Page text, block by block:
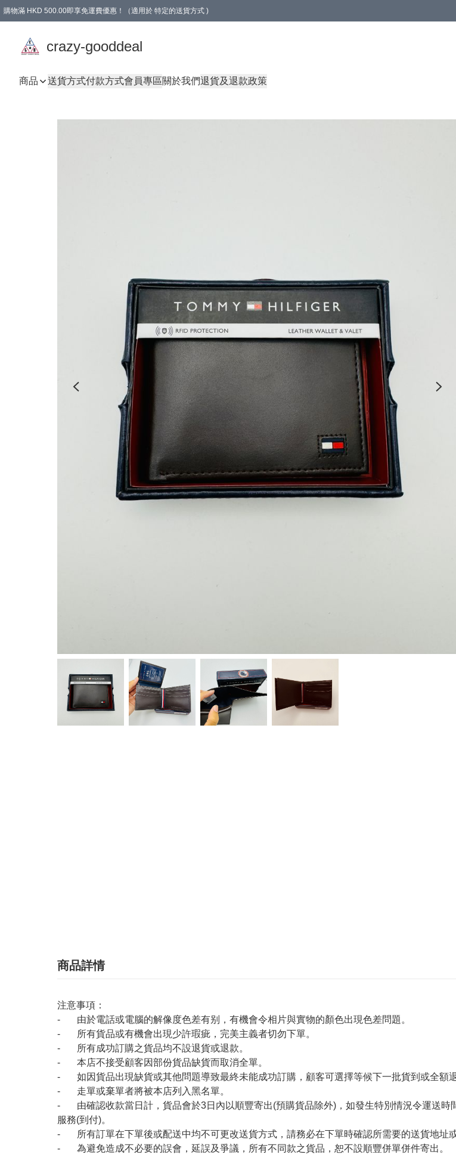
購物滿 HKD 500.00即享免運費優惠！（適用於 特定的送貨方式 )
crazy-gooddeal
商品 送貨方式付款方式會員專區關於我們退貨及退款政策
商品詳情
注意事項：
- 由於電話或電腦的解像度色差有别，有機會令相片與實物的顏色出現色差問題。
- 所有貨品或有機會出現少許瑕疵，完美主義者切勿下單。
- 所有成功訂購之貨品均不設退貨或退款。
- 本店不接受顧客因部份貨品缺貨而取消全單。
- 如因貨品出現缺貨或其他問題導致最終未能成功訂購，顧客可選擇等候下一批貨到或全額
- 走單或棄單者將被本店列入黑名單。
- 由確認收款當日計，貨品會於3日內以順豐寄出(預購貨品除外)，如發生特別情況令運送時
服務(到付)。
- 所有訂單在下單後或配送中均不可更改送貨方式，請務必在下單時確認所需要的送貨地址或
- 為避免造成不必要的誤會，延誤及爭議，所有不同款之貨品，恕不設順豐併單併件寄出。